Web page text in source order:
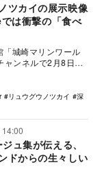
ツカイの展示映像
は衝撃の「食べ
「城崎マリンワール
ャンネルで2月8日、
リュウグウノツカイ
深
ュ集が伝える、
ドからの生々しい